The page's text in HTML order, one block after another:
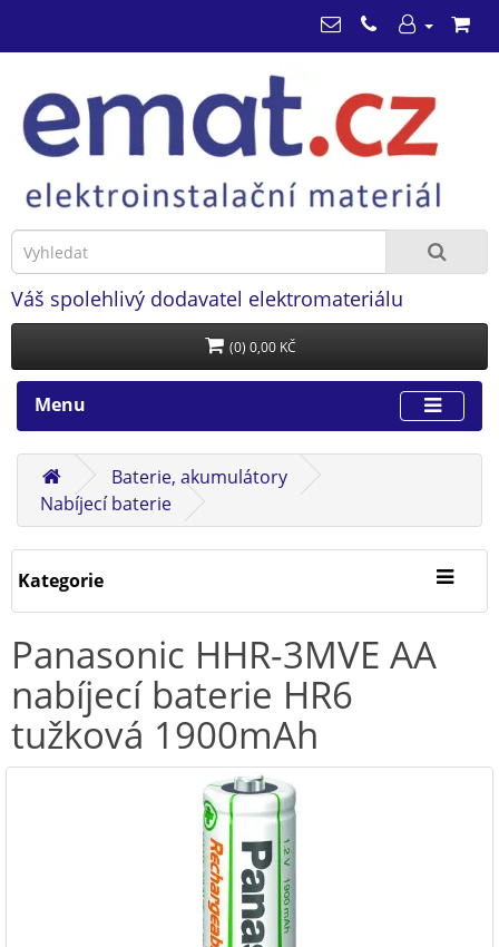
Váš spolehlivý dodavatel elektromateriálu
(0) 0,00 KČ
Menu
Baterie, akumulátory
Nabíjecí baterie
Kategorie
Panasonic HHR-3MVE AA
nabíjecí baterie HR6
tužková 1900mAh